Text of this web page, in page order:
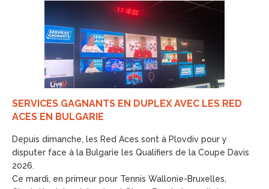
SERVICES GAGNANTS EN DUPLEX AVEC LES RED
ACES EN BULGARIE
Depuis dimanche, les Red Aces sont à Plovdiv pour y
disputer face à la Bulgarie les Qualifiers de la Coupe Davis
2026.
Ce mardi, en primeur pour Tennis Wallonie-Bruxelles,